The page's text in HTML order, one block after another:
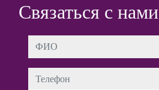
Связаться с нами
ФИО
Телефон